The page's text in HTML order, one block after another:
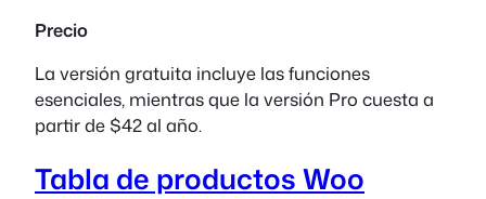
Precio
La versión gratuita incluye las funciones
esenciales, mientras que la versión Pro cuesta a
partir de $42 al año.
Tabla de productos Woo